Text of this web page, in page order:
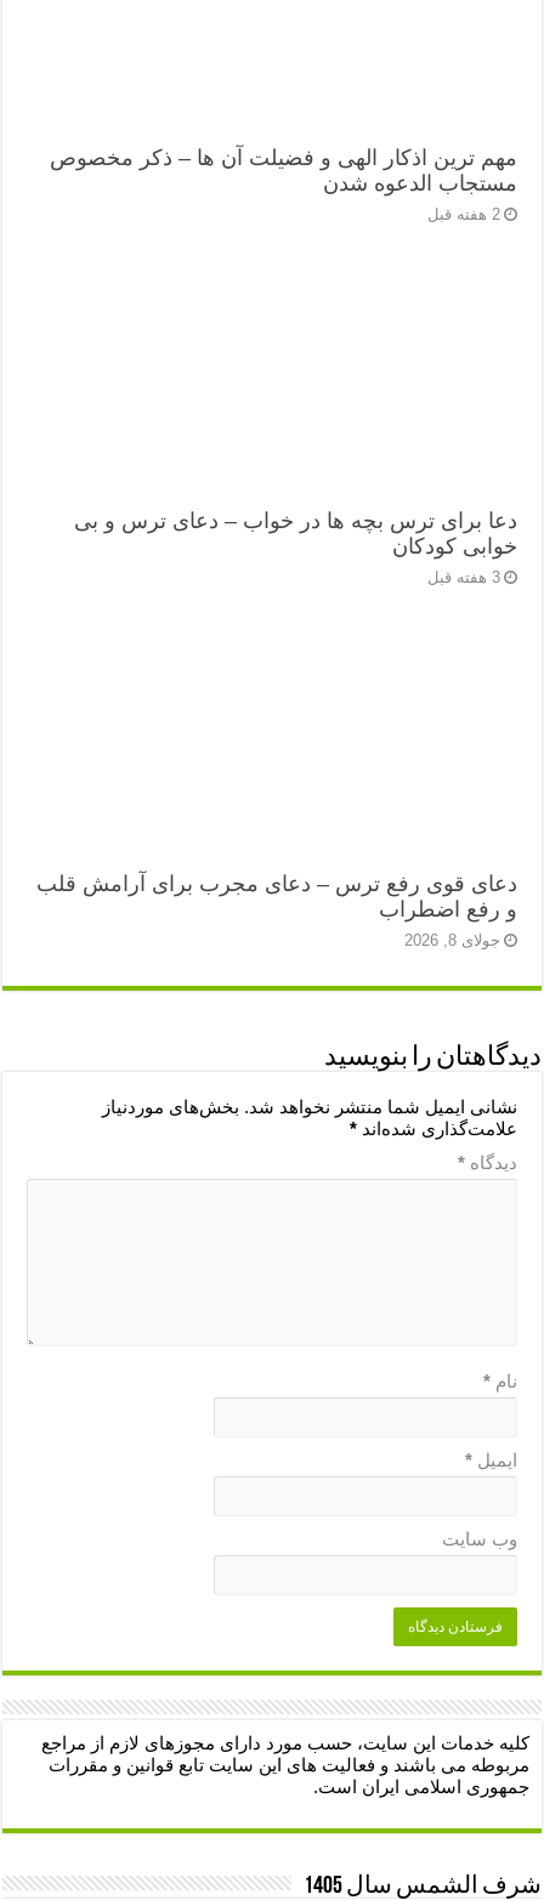
مهم ترین اذکار الهی و فضیلت آن ها – ذکر مخصوص
مستجاب الدعوه شدن
2 هفته قبل
دعا برای ترس بچه ها در خواب – دعای ترس و بی
خوابی کودکان
3 هفته قبل
دعای قوی رفع ترس – دعای مجرب برای آرامش قلب
و رفع اضطراب
جولای 8, 2026
دیدگاهتان را بنویسید
نشانی ایمیل شما منتشر نخواهد شد. بخش‌های موردنیاز
علامت‌گذاری شده‌اند*
دیدگاه*
نام*
ایمیل*
وب‌ سایت
کلیه خدمات این سایت، حسب مورد دارای مجوزهای لازم از مراجع
مربوطه می باشند و فعالیت های این سایت تابع قوانین و مقررات
جمهوری اسلامی ایران است.
شرف الشمس سال 1405